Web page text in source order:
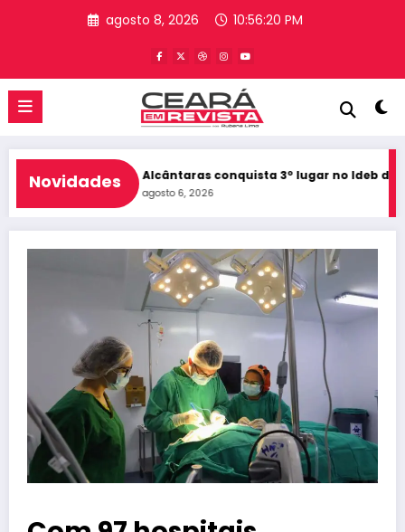
agosto 8, 2026 10:56:20 PM
Novidades
do Ceará Alcântaras conquista 3º lugar no Ideb do Ceará
agosto 6, 2026